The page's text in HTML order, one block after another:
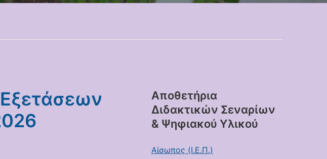
Αποθετήρια
Διδακτικών Σεναρίων
& Ψηφιακού Υλικού
Αίσωπος (Ι.Ε.Π.)